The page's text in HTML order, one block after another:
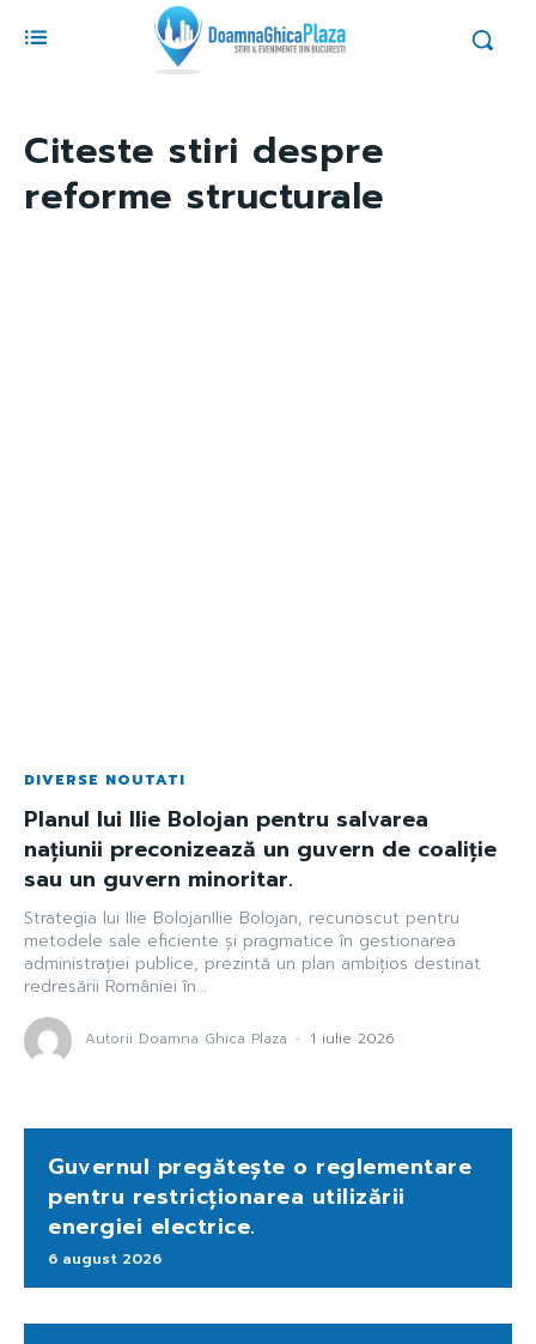
Citeste stiri despre
reforme structurale
DIVERSE NOUTATI
Planul lui Ilie Bolojan pentru salvarea
națiunii preconizează un guvern de coaliție
sau un guvern minoritar.
Strategia lui Ilie BolojanIlie Bolojan, recunoscut pentru
metodele sale eficiente și pragmatice în gestionarea
administrației publice, prezintă un plan ambițios destinat
redresării României în...
Autorii Doamna Ghica Plaza - 1 iulie 2026
Guvernul pregătește o reglementare
pentru restricționarea utilizării
energiei electrice.
6 august 2026